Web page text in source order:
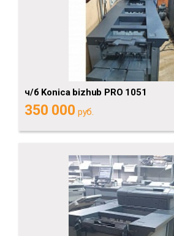
ч/б Konica bizhub PRO 1051
350 000 руб.